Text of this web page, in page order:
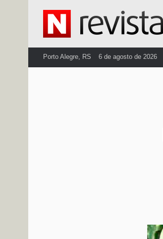
Porto Alegre, RS 6 de agosto de 2026